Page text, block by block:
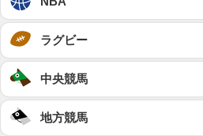
ラグビー
中央競馬
地方競馬